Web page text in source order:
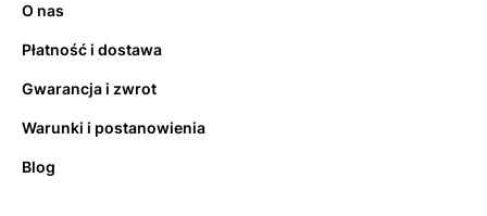
O nas
Płatność i dostawa
Gwarancja i zwrot
Warunki i postanowienia
Blog